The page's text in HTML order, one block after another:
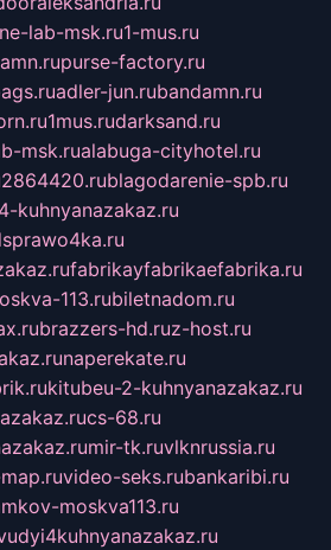
lab-msk.ru1-mus.ru
purse-factory.ru
adler-jun.rubandamn.ru
1mus.rudarksand.ru
msk.rualabuga-cityhotel.ru
2864420.rublagodarenie-spb.ru
kuhnyanazakaz.ru
fabrikayfabrikaefabrika.ru
113.rubiletnadom.ru
brazzers-hd.ruz-host.ru
naperekate.ru
kitubeu-2-kuhnyanazakaz.ru
cs-68.ru
mir-tk.ruvlknrussia.ru
video-seks.rubankaribi.ru
moskva113.ru